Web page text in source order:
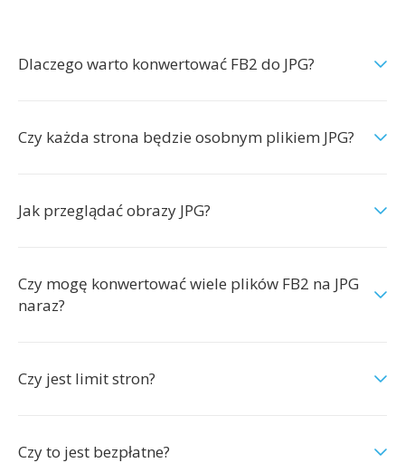
Dlaczego warto konwertować FB2 do JPG?
Czy każda strona będzie osobnym plikiem JPG?
Jak przeglądać obrazy JPG?
Czy mogę konwertować wiele plików FB2 na JPG
naraz?
Czy jest limit stron?
Czy to jest bezpłatne?